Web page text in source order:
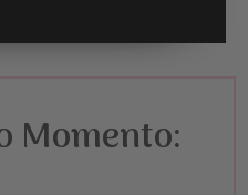
Momento: